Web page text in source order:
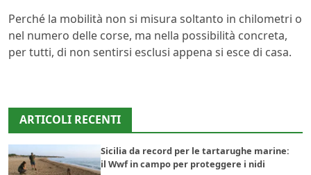
Perché la mobilità non si misura soltanto in chilometri o
nel numero delle corse, ma nella possibilità concreta,
per tutti, di non sentirsi esclusi appena si esce di casa.
ARTICOLI RECENTI
Sicilia da record per le tartarughe marine:
il Wwf in campo per proteggere i nidi